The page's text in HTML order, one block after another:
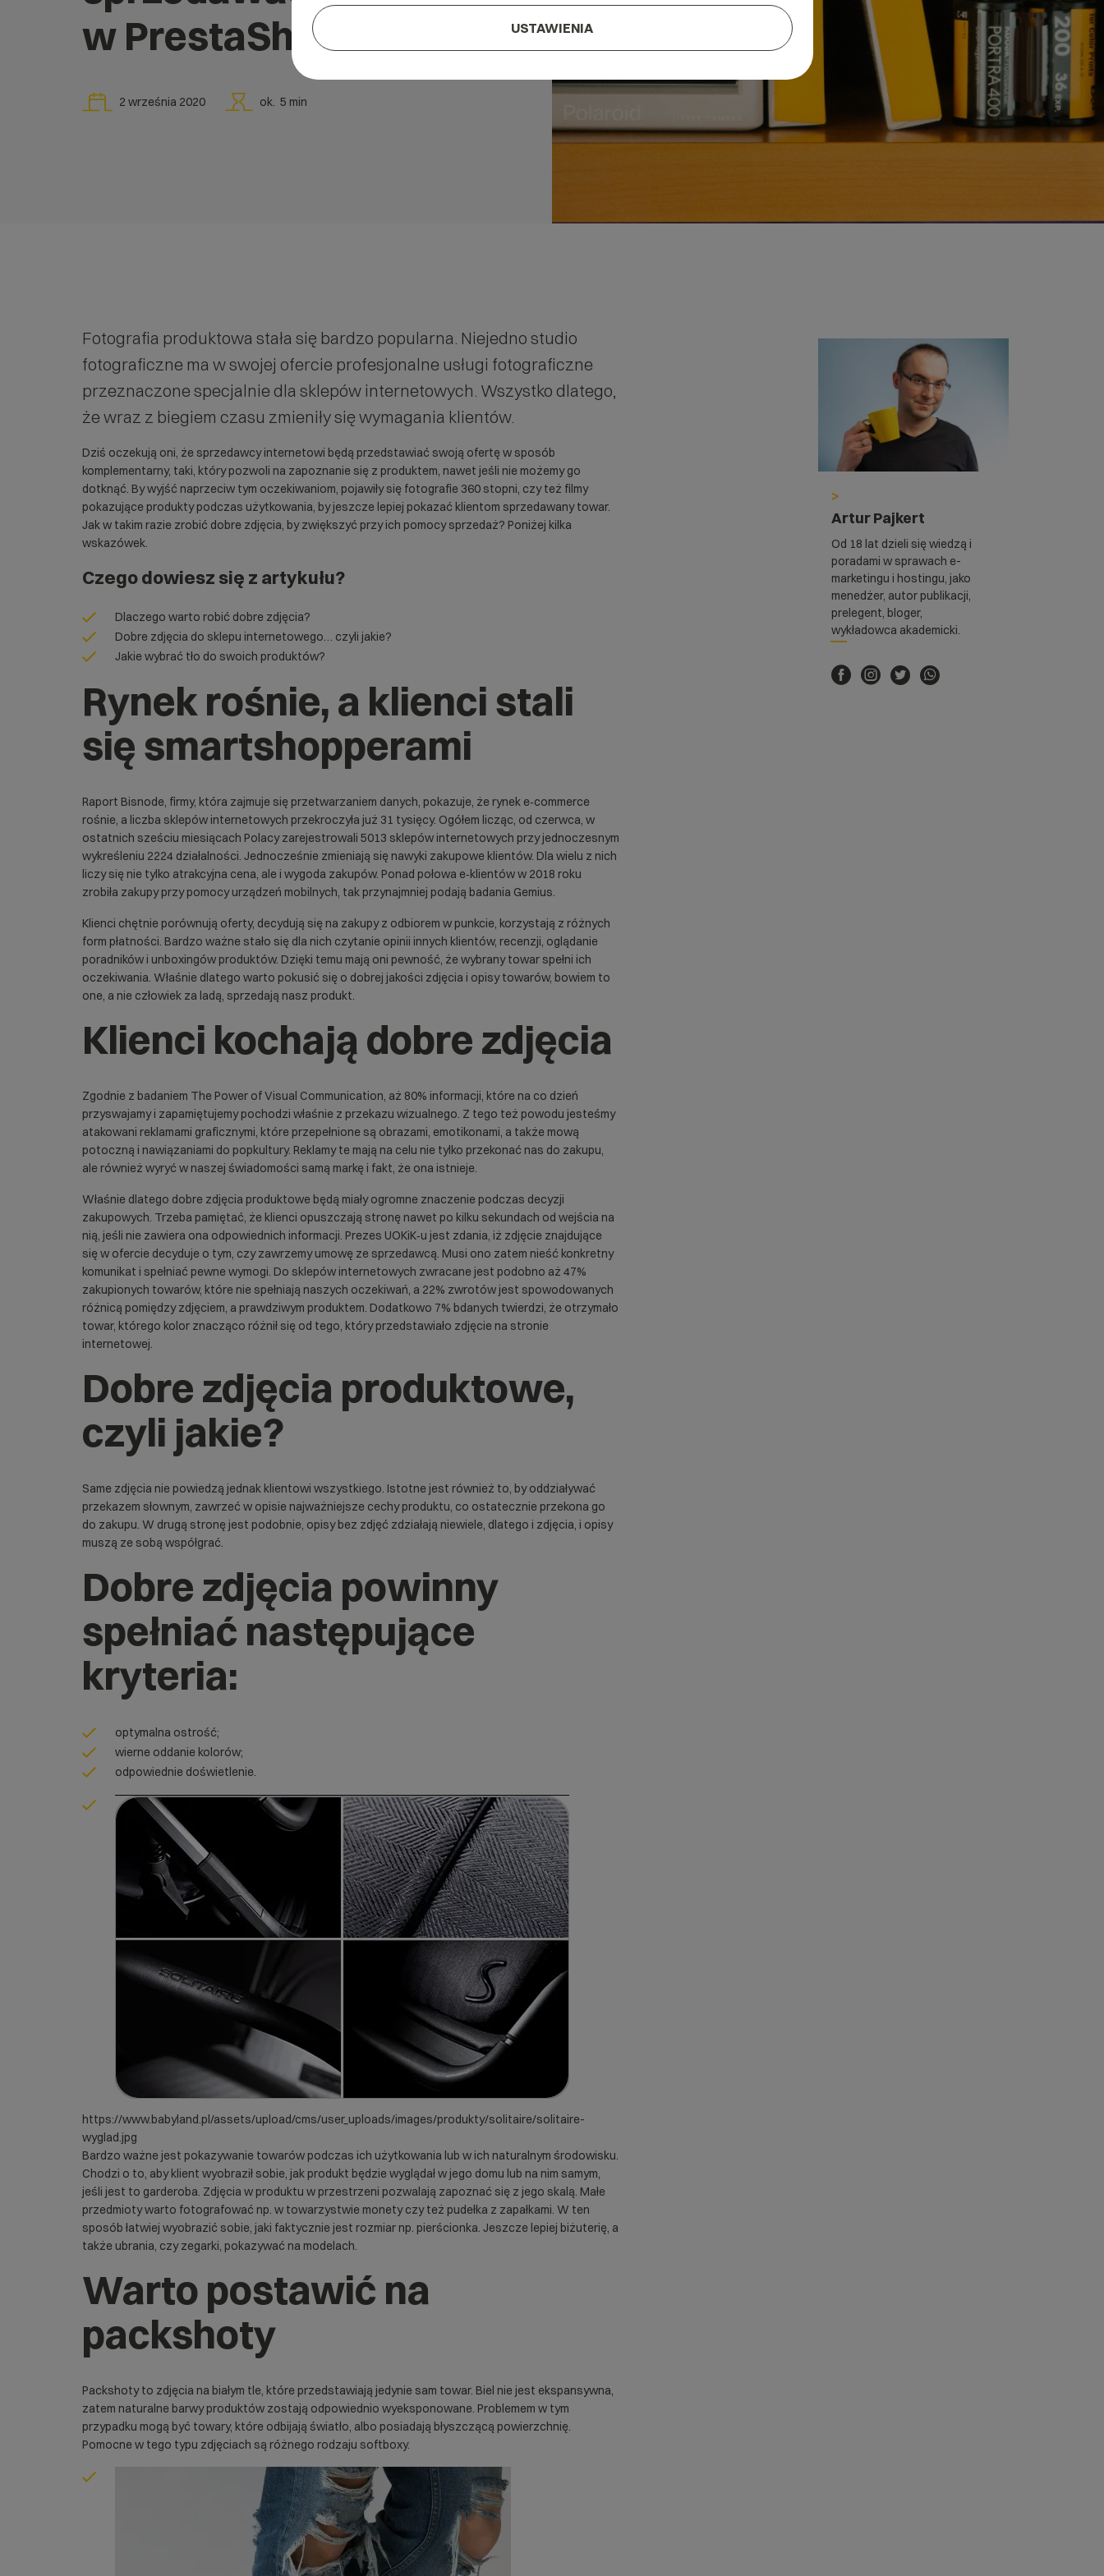
w PrestaShop?
2 września 2020 ok. 5 min
Fotografia produktowa stała się bardzo popularna. Niejedno studio
fotograficzne ma w swojej ofercie profesjonalne usługi fotograficzne
przeznaczone specjalnie dla sklepów internetowych. Wszystko dlatego,
że wraz z biegiem czasu zmieniły się wymagania klientów.
Dziś oczekują oni, że sprzedawcy internetowi będą przedstawiać swoją ofertę w sposób
komplementarny, taki, który pozwoli na zapoznanie się z produktem, nawet jeśli nie możemy go
dotknąć. By wyjść naprzeciw tym oczekiwaniom, pojawiły się fotografie 360 stopni, czy też filmy
pokazujące produkty podczas użytkowania, by jeszcze lepiej pokazać klientom sprzedawany towar.
Jak w takim razie zrobić dobre zdjęcia, by zwiększyć przy ich pomocy sprzedaż? Poniżej kilka
wskazówek.
Czego dowiesz się z artykułu?
Dlaczego warto robić dobre zdjęcia?
Dobre zdjęcia do sklepu internetowego… czyli jakie?
Jakie wybrać tło do swoich produktów?
Rynek rośnie, a klienci stali
się smartshopperami
Raport Bisnode, firmy, która zajmuje się przetwarzaniem danych, pokazuje, że rynek e‑commerce
rośnie, a liczba sklepów internetowych przekroczyła już 31 tysięcy. Ogółem licząc, od czerwca, w
ostatnich sześciu miesiącach Polacy zarejestrowali 5013 sklepów internetowych przy jednoczesnym
wykreśleniu 2224 działalności. Jednocześnie zmieniają się nawyki zakupowe klientów. Dla wielu z nich
liczy się nie tylko atrakcyjna cena, ale i wygoda zakupów. Ponad połowa e‑klientów w 2018 roku
zrobiła zakupy przy pomocy urządzeń mobilnych, tak przynajmniej podają badania Gemius.
Klienci chętnie porównują oferty, decydują się na zakupy z odbiorem w punkcie, korzystają z różnych
form płatności. Bardzo ważne stało się dla nich czytanie opinii innych klientów, recenzji, oglądanie
poradników i unboxingów produktów. Dzięki temu mają oni pewność, że wybrany towar spełni ich
oczekiwania. Właśnie dlatego warto pokusić się o dobrej jakości zdjęcia i opisy towarów, bowiem to
one, a nie człowiek za ladą, sprzedają nasz produkt.
Klienci kochają dobre zdjęcia
Zgodnie z badaniem The Power of Visual Communication, aż 80% informacji, które na co dzień
przyswajamy i zapamiętujemy pochodzi właśnie z przekazu wizualnego. Z tego też powodu jesteśmy
atakowani reklamami graficznymi, które przepełnione są obrazami, emotikonami, a także mową
potoczną i nawiązaniami do popkultury. Reklamy te mają na celu nie tylko przekonać nas do zakupu,
ale również wyryć w naszej świadomości samą markę i fakt, że ona istnieje.
Właśnie dlatego dobre zdjęcia produktowe będą miały ogromne znaczenie podczas decyzji
zakupowych. Trzeba pamiętać, że klienci opuszczają stronę nawet po kilku sekundach od wejścia na
nią, jeśli nie zawiera ona odpowiednich informacji. Prezes UOKiK‑u jest zdania, iż zdjęcie znajdujące
się w ofercie decyduje o tym, czy zawrzemy umowę ze sprzedawcą. Musi ono zatem nieść konkretny
komunikat i spełniać pewne wymogi. Do sklepów internetowych zwracane jest podobno aż 47%
zakupionych towarów, które nie spełniają naszych oczekiwań, a 22% zwrotów jest spowodowanych
różnicą pomiędzy zdjęciem, a prawdziwym produktem. Dodatkowo 7% bdanych twierdzi, że otrzymało
towar, którego kolor znacząco różnił się od tego, który przedstawiało zdjęcie na stronie
internetowej.
Dobre zdjęcia produktowe,
czyli jakie?
Same zdjęcia nie powiedzą jednak klientowi wszystkiego. Istotne jest również to, by oddziaływać
przekazem słownym, zawrzeć w opisie najważniejsze cechy produktu, co ostatecznie przekona go
do zakupu. W drugą stronę jest podobnie, opisy bez zdjęć zdziałają niewiele, dlatego i zdjęcia, i opisy
muszą ze sobą współgrać.
Dobre zdjęcia powinny
spełniać następujące
kryteria:
optymalna ostrość;
wierne oddanie kolorów;
odpowiednie doświetlenie.
https://www.babyland.pl/assets/upload/cms/user_uploads/images/produkty/solitaire/solitaire-
wyglad.jpg
Bardzo ważne jest pokazywanie towarów podczas ich użytkowania lub w ich naturalnym środowisku.
Chodzi o to, aby klient wyobraził sobie, jak produkt będzie wyglądał w jego domu lub na nim samym,
jeśli jest to garderoba. Zdjęcia w produktu w przestrzeni pozwalają zapoznać się z jego skalą. Małe
przedmioty warto fotografować np. w towarzystwie monety czy też pudełka z zapałkami. W ten
sposób łatwiej wyobrazić sobie, jaki faktycznie jest rozmiar np. pierścionka. Jeszcze lepiej biżuterię, a
także ubrania, czy zegarki, pokazywać na modelach.
Warto postawić na
packshoty
Packshoty to zdjęcia na białym tle, które przedstawiają jedynie sam towar. Biel nie jest ekspansywna,
zatem naturalne barwy produktów zostają odpowiednio wyeksponowane. Problemem w tym
przypadku mogą być towary, które odbijają światło, albo posiadają błyszczącą powierzchnię.
Pomocne w tego typu zdjęciach są różnego rodzaju softboxy.
>
Artur Pajkert
Od 18 lat dzieli się wiedzą i
poradami w sprawach e-
marketingu i hostingu, jako
menedżer, autor publikacji,
prelegent, bloger,
wykładowca akademicki.
USTAWIENIA